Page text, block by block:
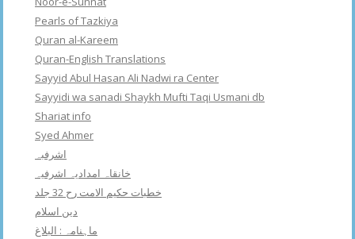
Pearls of Tazkiya
Quran al-Kareem
Quran-English Translations
Sayyid Abul Hasan Ali Nadwi ra Center
Sayyidi wa sanadi Shaykh Mufti Taqi Usmani db
Shariat info
Syed Ahmer
اشرفبہ
خانقاہ امدادیہ اشرفیہ
خطبات حکیم الامت رح 32 جلد
دین اسلام
ماہنامہ : البلاغ